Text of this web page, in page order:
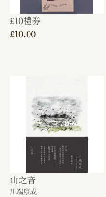
£10禮券
£10.00
山之音
川端康成